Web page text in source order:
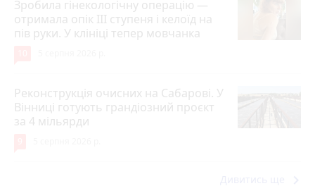
Зробила гінекологічну операцію —
отримала опік ІІІ ступеня і келоїд на
пів руки. У клініці тепер мовчанка
Реконструкція очисних на Сабарові. У
Вінниці готують грандіозний проєкт
за 4 мільярди